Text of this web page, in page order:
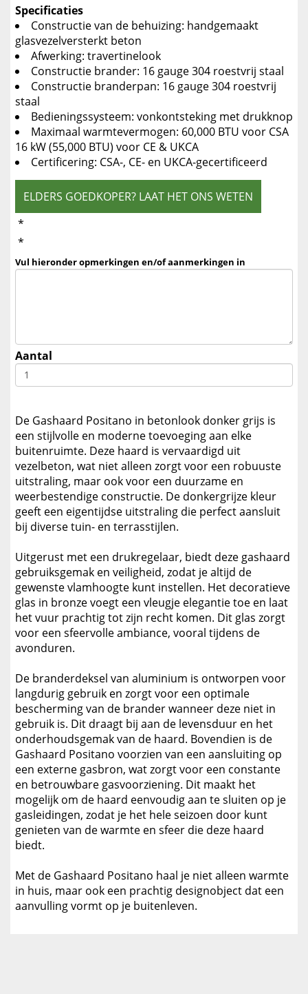
Specificaties
Constructie van de behuizing: handgemaakt
glasvezelversterkt beton
Afwerking: travertinelook
Constructie brander: 16 gauge 304 roestvrij staal
Constructie branderpan: 16 gauge 304 roestvrij
staal
Bedieningssysteem: vonkontsteking met drukknop
Maximaal warmtevermogen: 60,000 BTU voor CSA
16 kW (55,000 BTU) voor CE & UKCA
Certificering: CSA-, CE- en UKCA-gecertificeerd
ELDERS GOEDKOPER? LAAT HET ONS WETEN
*
*
Vul hieronder opmerkingen en/of aanmerkingen in
Aantal
De Gashaard Positano in betonlook donker grijs is
een stijlvolle en moderne toevoeging aan elke
buitenruimte. Deze haard is vervaardigd uit
vezelbeton, wat niet alleen zorgt voor een robuuste
uitstraling, maar ook voor een duurzame en
weerbestendige constructie. De donkergrijze kleur
geeft een eigentijdse uitstraling die perfect aansluit
bij diverse tuin- en terrasstijlen.
Uitgerust met een drukregelaar, biedt deze gashaard
gebruiksgemak en veiligheid, zodat je altijd de
gewenste vlamhoogte kunt instellen. Het decoratieve
glas in bronze voegt een vleugje elegantie toe en laat
het vuur prachtig tot zijn recht komen. Dit glas zorgt
voor een sfeervolle ambiance, vooral tijdens de
avonduren.
De branderdeksel van aluminium is ontworpen voor
langdurig gebruik en zorgt voor een optimale
bescherming van de brander wanneer deze niet in
gebruik is. Dit draagt bij aan de levensduur en het
onderhoudsgemak van de haard. Bovendien is de
Gashaard Positano voorzien van een aansluiting op
een externe gasbron, wat zorgt voor een constante
en betrouwbare gasvoorziening. Dit maakt het
mogelijk om de haard eenvoudig aan te sluiten op je
gasleidingen, zodat je het hele seizoen door kunt
genieten van de warmte en sfeer die deze haard
biedt.
Met de Gashaard Positano haal je niet alleen warmte
in huis, maar ook een prachtig designobject dat een
aanvulling vormt op je buitenleven.